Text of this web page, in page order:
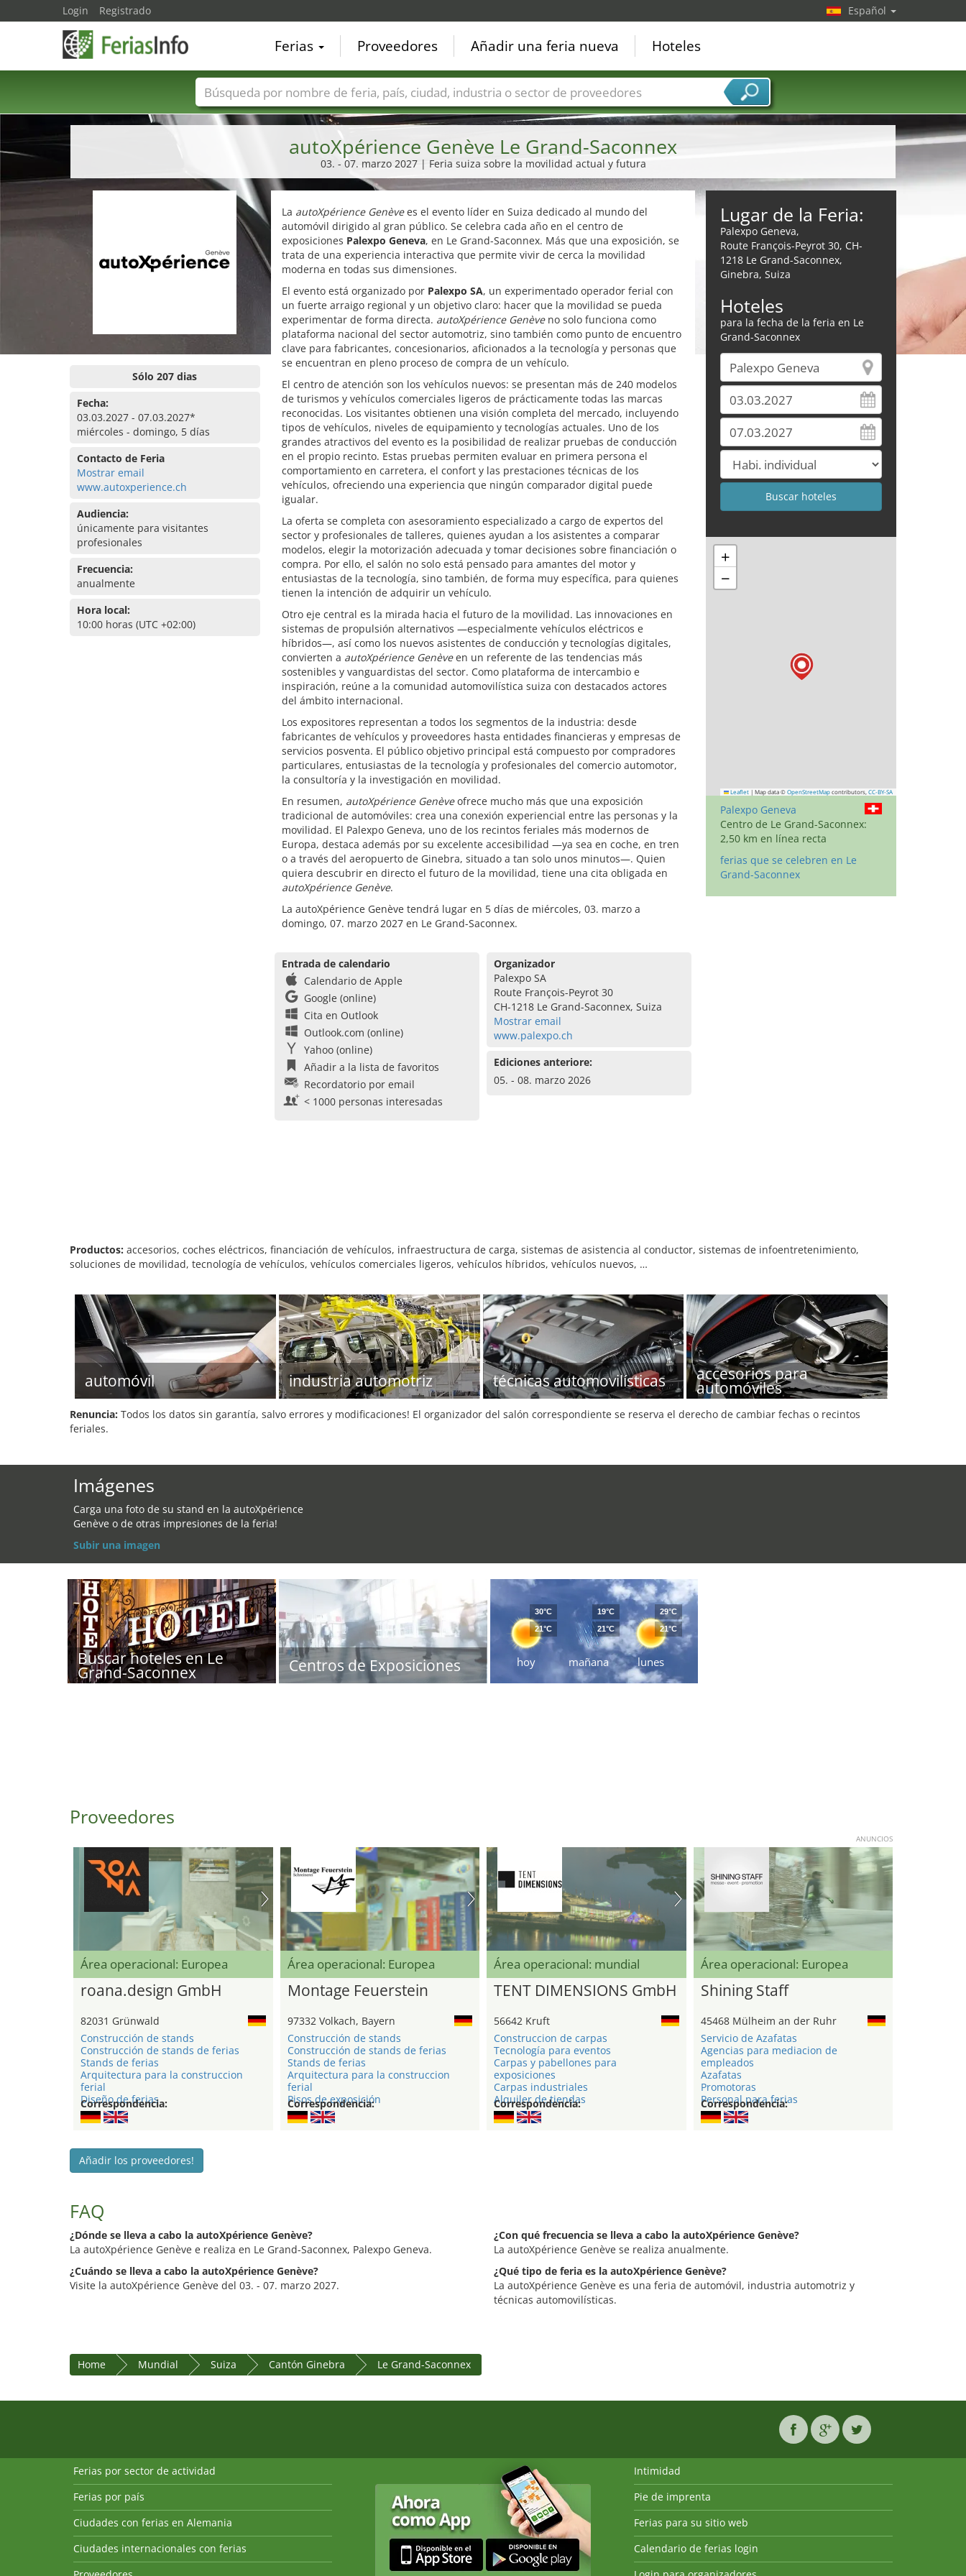
autoXpérience Genève Le Grand-Saconnex
03. - 07. marzo 2027 | Feria suiza sobre la movilidad actual y futura
Sólo 207 dias
Fecha:
03.03.2027 - 07.03.2027*
miércoles - domingo, 5 días
Contacto de Feria
Mostrar email
www.autoxperience.ch
Audiencia:
únicamente para visitantes
profesionales
Frecuencia:
anualmente
Hora local:
10:00 horas (UTC +02:00)
La autoXpérience Genèvees el evento líder en Suiza dedicado al mundo del
automóvil dirigido al gran público. Se celebra cada año en el centro de
exposiciones Palexpo Geneva, en Le Grand-Saconnex. Más que una exposición, se
trata de una experiencia interactiva que permite vivir de cerca la movilidad
moderna en todas sus dimensiones.
El evento está organizado por Palexpo SA, un experimentado operador ferial con
un fuerte arraigo regional y un objetivo claro: hacer que la movilidad se pueda
experimentar de forma directa. autoXpérience Genèveno solo funciona como
plataforma nacional del sector automotriz, sino también como punto de encuentro
clave para fabricantes, concesionarios, aficionados a la tecnología y personas que
se encuentran en pleno proceso de compra de un vehículo.
El centro de atención son los vehículos nuevos: se presentan más de 240 modelos
de turismos y vehículos comerciales ligeros de prácticamente todas las marcas
reconocidas. Los visitantes obtienen una visión completa del mercado, incluyendo
tipos de vehículos, niveles de equipamiento y tecnologías actuales. Uno de los
grandes atractivos del evento es la posibilidad de realizar pruebas de conducción
en el propio recinto. Estas pruebas permiten evaluar en primera persona el
comportamiento en carretera, el confort y las prestaciones técnicas de los
vehículos, ofreciendo una experiencia que ningún comparador digital puede
igualar.
La oferta se completa con asesoramiento especializado a cargo de expertos del
sector y profesionales de talleres, quienes ayudan a los asistentes a comparar
modelos, elegir la motorización adecuada y tomar decisiones sobre financiación o
compra. Por ello, el salón no solo está pensado para amantes del motor y
entusiastas de la tecnología, sino también, de forma muy específica, para quienes
tienen la intención de adquirir un vehículo.
Otro eje central es la mirada hacia el futuro de la movilidad. Las innovaciones en
sistemas de propulsión alternativos —especialmente vehículos eléctricos e
híbridos—, así como los nuevos asistentes de conducción y tecnologías digitales,
convierten a autoXpérience Genèveen un referente de las tendencias más
sostenibles y vanguardistas del sector. Como plataforma de intercambio e
inspiración, reúne a la comunidad automovilística suiza con destacados actores
del ámbito internacional.
Los expositores representan a todos los segmentos de la industria: desde
fabricantes de vehículos y proveedores hasta entidades financieras y empresas de
servicios posventa. El público objetivo principal está compuesto por compradores
particulares, entusiastas de la tecnología y profesionales del comercio automotor,
la consultoría y la investigación en movilidad.
En resumen, autoXpérience Genèveofrece mucho más que una exposición
tradicional de automóviles: crea una conexión experiencial entre las personas y la
movilidad. El Palexpo Geneva, uno de los recintos feriales más modernos de
Europa, destaca además por su excelente accesibilidad —ya sea en coche, en tren
o a través del aeropuerto de Ginebra, situado a tan solo unos minutos—. Quien
quiera descubrir en directo el futuro de la movilidad, tiene una cita obligada en
autoXpérience Genève.
La autoXpérience Genève tendrá lugar en 5 días de miércoles, 03. marzo a
domingo, 07. marzo 2027 en Le Grand-Saconnex.
Entrada de calendario
Calendario de Apple
Google (online)
Cita en Outlook
Outlook.com (online)
Yahoo (online)
Añadir a la lista de favoritos
Recordatorio por email
< 1000 personas interesadas
Organizador
Palexpo SA
Route François-Peyrot 30
CH-1218 Le Grand-Saconnex, Suiza
Mostrar email
www.palexpo.ch
Ediciones anteriore:
05. - 08. marzo 2026
Lugar de la Feria:
Palexpo Geneva,
Route François-Peyrot 30, CH-
1218 Le Grand-Saconnex,
Ginebra, Suiza
Hoteles
para la fecha de la feria en Le
Grand-Saconnex
+
−
Leaflet | Map data © OpenStreetMap contributors, CC-BY-SA
Palexpo Geneva
Centro de Le Grand-Saconnex:
2,50 km en línea recta
ferias que se celebren en Le
Grand-Saconnex
Productos: accesorios, coches eléctricos, financiación de vehículos, infraestructura de carga, sistemas de asistencia al conductor, sistemas de infoentretenimiento,
soluciones de movilidad, tecnología de vehículos, vehículos comerciales ligeros, vehículos híbridos, vehículos nuevos, …
automóvil industria automotriz técnicas automovilísticas accesorios para
automóviles
Renuncia: Todos los datos sin garantía, salvo errores y modificaciones! El organizador del salón correspondiente se reserva el derecho de cambiar fechas o recintos
feriales.
Imágenes
Carga una foto de su stand en la autoXpérience
Genève o de otras impresiones de la feria!
Subir una imagen
Buscar hoteles en Le
Grand-Saconnex Centros de Exposiciones hoy
30°C
21°C
mañana
19°C
21°C
lunes
29°C
21°C
Proveedores
ANUNCIOS
Área operacional: Europea
roana.design GmbH
82031 Grünwald
Construcción de stands
Construcción de stands de ferias
Stands de ferias
Arquitectura para la construccion
ferial
Diseño de ferias
Correspondencia:
Área operacional: Europea
Montage Feuerstein
97332 Volkach, Bayern
Construcción de stands
Construcción de stands de ferias
Stands de ferias
Arquitectura para la construccion
ferial
Pisos de exposición
Correspondencia:
Área operacional: mundial
TENT DIMENSIONS GmbH
56642 Kruft
Construccion de carpas
Tecnología para eventos
Carpas y pabellones para
exposiciones
Carpas industriales
Alquiler de tiendas
Correspondencia:
Área operacional: Europea
Shining Staff
45468 Mülheim an der Ruhr
Servicio de Azafatas
Agencias para mediacion de
empleados
Azafatas
Promotoras
Personal para ferias
Correspondencia:
Añadir los proveedores!
FAQ
¿Dónde se lleva a cabo la autoXpérience Genève?
La autoXpérience Genève e realiza en Le Grand-Saconnex, Palexpo Geneva.
¿Cuándo se lleva a cabo la autoXpérience Genève?
Visite la autoXpérience Genève del 03. - 07. marzo 2027.
¿Con qué frecuencia se lleva a cabo la autoXpérience Genève?
La autoXpérience Genève se realiza anualmente.
¿Qué tipo de feria es la autoXpérience Genève?
La autoXpérience Genève es una feria de automóvil, industria automotriz y
técnicas automovilísticas.
Home Mundial Suiza Cantón Ginebra Le Grand-Saconnex
Login Registrado Español
Ferias Proveedores Añadir una feria nueva Hoteles
Nombres de ferias Países Ciudades Sectores de ferias Sectores de proveedor de servicios
Ferias por sector de actividad
Ferias por país
Ciudades con ferias en Alemania
Ciudades internacionales con ferias
Intimidad
Pie de imprenta
Ferias para su sitio web
Calendario de ferias login